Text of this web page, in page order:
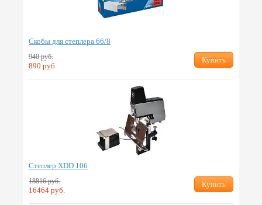
Скобы для степлера 66/8
940 руб.
890 руб.
Купить
Степлер XDD 106
18816 руб.
16464 руб.
Купить